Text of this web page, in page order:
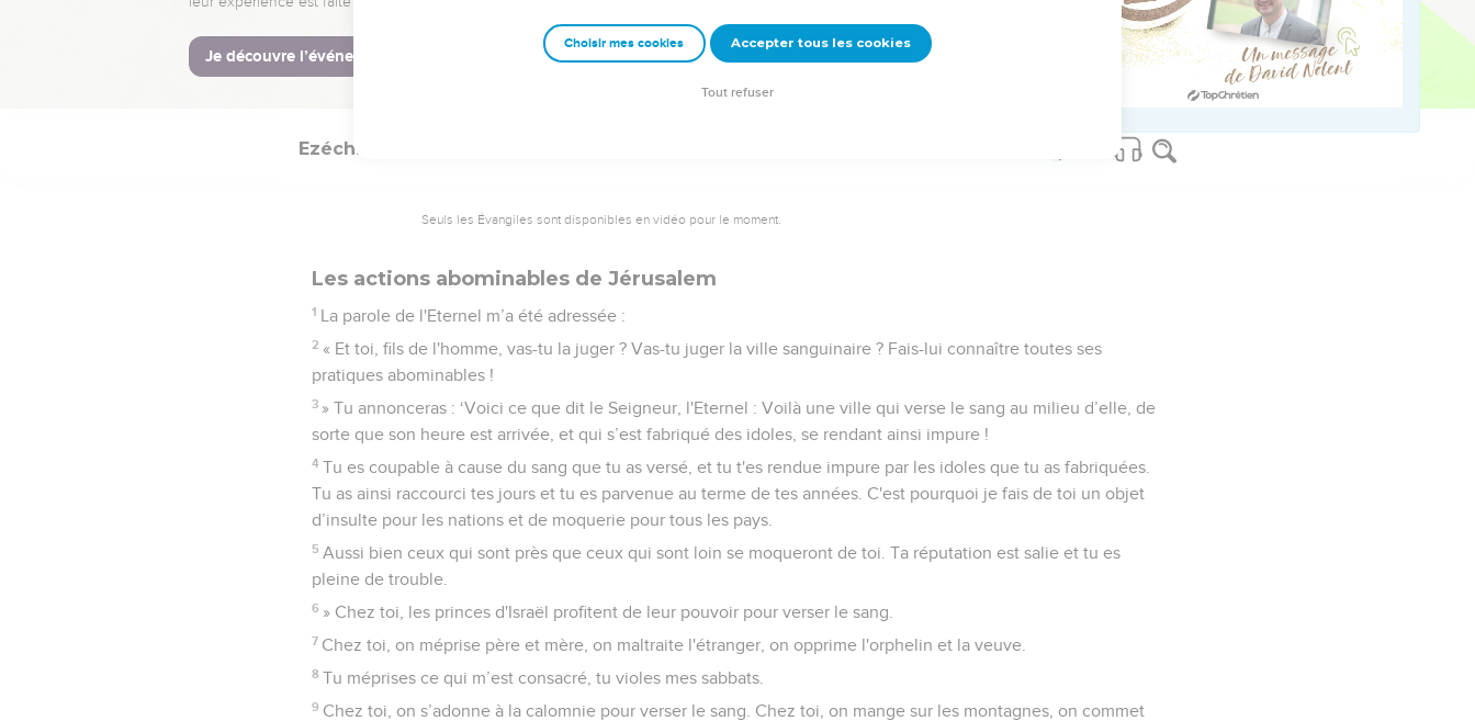
hommes brutaux, spécialistes de la destruction.
37 Tu ne serviras qu’à nourrir le feu ; ton sang coulera au milieu du pays ; on ne se souviendra plus de toi.’En
Ezéchiel
Seuls les Évangiles sont disponibles en vidéo pour le moment.
Les actions abominables de Jérusalem
1 La parole de l'Eternel m’a été adressée :
2 « Et toi, fils de l'homme, vas-tu la juger ? Vas-tu juger la ville sanguinaire ? Fais-lui connaître toutes ses
pratiques abominables !
3 » Tu annonceras : ‘Voici ce que dit le Seigneur, l'Eternel : Voilà une ville qui verse le sang au milieu d’elle, de
sorte que son heure est arrivée, et qui s’est fabriqué des idoles, se rendant ainsi impure !
4 Tu es coupable à cause du sang que tu as versé, et tu t'es rendue impure par les idoles que tu as fabriquées.
Tu as ainsi raccourci tes jours et tu es parvenue au terme de tes années. C'est pourquoi je fais de toi un objet
d’insulte pour les nations et de moquerie pour tous les pays.
5 Aussi bien ceux qui sont près que ceux qui sont loin se moqueront de toi. Ta réputation est salie et tu es
pleine de trouble.
6 » Chez toi, les princes d'Israël profitent de leur pouvoir pour verser le sang.
7 Chez toi, on méprise père et mère, on maltraite l'étranger, on opprime l'orphelin et la veuve.
8 Tu méprises ce qui m’est consacré, tu violes mes sabbats.
9 Chez toi, on s’adonne à la calomnie pour verser le sang. Chez toi, on mange sur les montagnes, on commet
Choisir mes cookies Accepter tous les cookies
Tout refuser